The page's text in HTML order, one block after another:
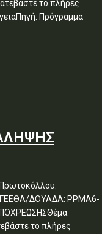
το πλήρες
Πρόγραμμα
ΓΕΕΘΑ/ΔΟΥΑΔΑ: ΡΡΜΑ6-
το πλήρες